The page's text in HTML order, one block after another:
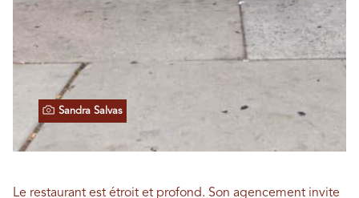
Sandra Salvas
Le restaurant est étroit et profond. Son agencement invite